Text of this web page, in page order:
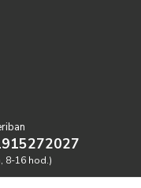
8-16 hod.)